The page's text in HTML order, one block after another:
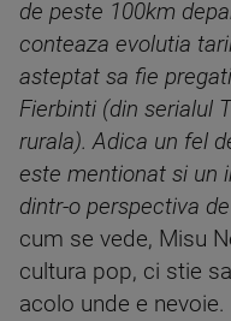
de peste 100km
conteaza evolutia
asteptat sa fie
Fierbinti (din serialul
rurala). Adica un fel
este mentionat si un
dintr-o perspectiva
cum se vede, Misu
cultura pop, ci stie
acolo unde e nevoie.